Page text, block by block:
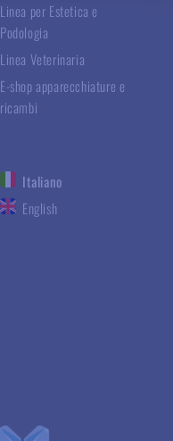
Linea per Estetica e
Podologia
Linea Veterinaria
E-shop apparecchiature e
ricambi
Italiano
English